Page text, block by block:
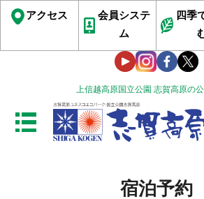
上信越高原国立公園 志賀高原の
アクセス
会員システ
ム
四季
宿泊予約